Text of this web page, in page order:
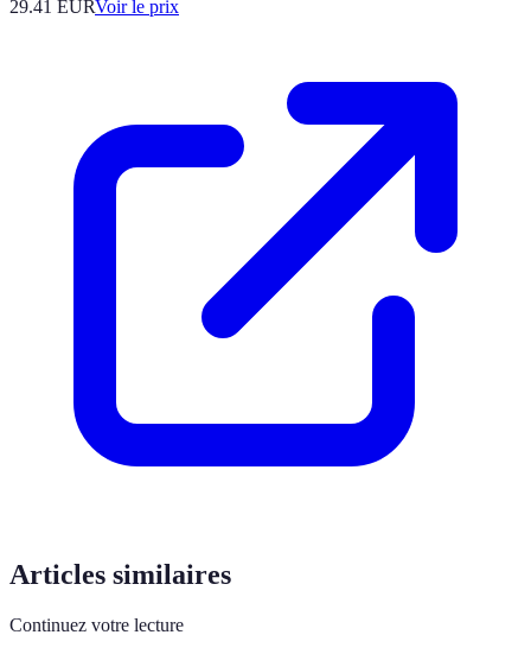
29.41 EURVoir le prix
Articles similaires
Continuez votre lecture